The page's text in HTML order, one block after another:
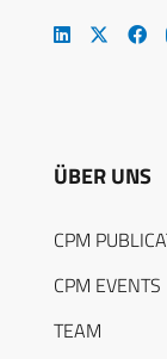
ÜBER UNS
CPM
CPM EVENTS
TEAM